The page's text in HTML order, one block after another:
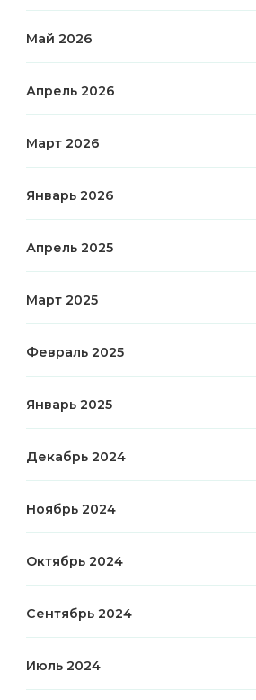
Май 2026
Апрель 2026
Март 2026
Январь 2026
Апрель 2025
Март 2025
Февраль 2025
Январь 2025
Декабрь 2024
Ноябрь 2024
Октябрь 2024
Сентябрь 2024
Июль 2024